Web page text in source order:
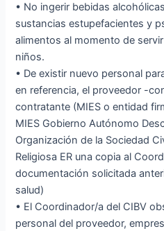
• No ingerir bebidas
sustancias estupefacientes y
alimentos al momento de
niños.
• De existir nuevo personal
en referencia, el proveedor -
contratante (MIES o entidad
MIES Gobierno Autónomo
Organización de la Sociedad
Religiosa ER una copia al
documentación solicitada
salud)
• El Coordinador/a del CIBV
personal del proveedor,